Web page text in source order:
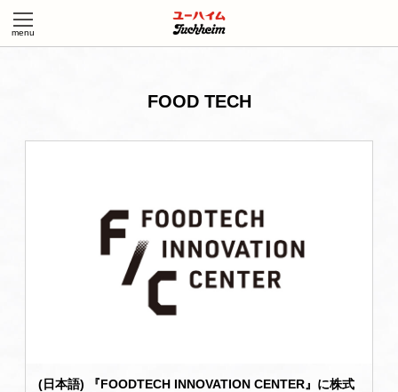
FOOD TECH
(日本語) 『FOODTECH INNOVATION CENTER』に株式